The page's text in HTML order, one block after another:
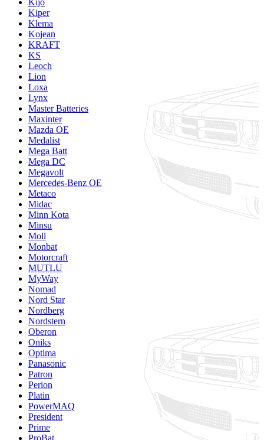
Kijo
Kiper
Klema
Kojean
KRAFT
KS
Leoch
Lion
Loxa
Lynx
Master Batteries
Maxinter
Mazda OE
Medalist
Mega Batt
Mega DC
Megavolt
Mercedes-Benz OE
Metaco
Midac
Minn Kota
Minsu
Moll
Monbat
Motorcraft
MUTLU
MyWay
Nomad
Nord Star
Nordberg
Nordstern
Oberon
Oniks
Optima
Panasonic
Patron
Perion
Platin
PowerMAQ
President
Prime